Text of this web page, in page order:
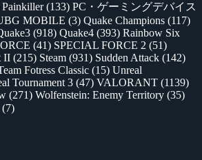
Painkiller(133) PC・ゲーミングデバイス
MOBILE (3) Quake Champions (117)
(918) Quake4 (393) Rainbow Six
(41) SPECIAL FORCE 2 (51)
II (215) Steam (931) Sudden Attack (142)
Fotress Classic (15) Unreal
Tournament 3 (47) VALORANT (1139)
(271) Wolfenstein: Enemy Territory (35)
(7)